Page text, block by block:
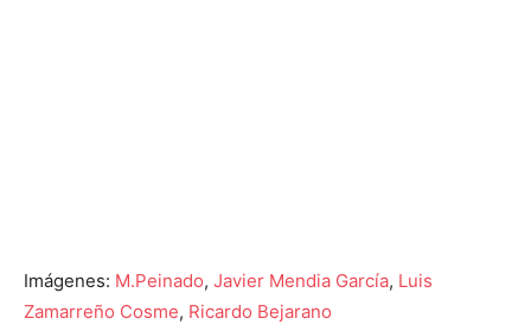
Imágenes: M.Peinado, Javier Mendia García, Luis
Zamarreño Cosme, Ricardo Bejarano